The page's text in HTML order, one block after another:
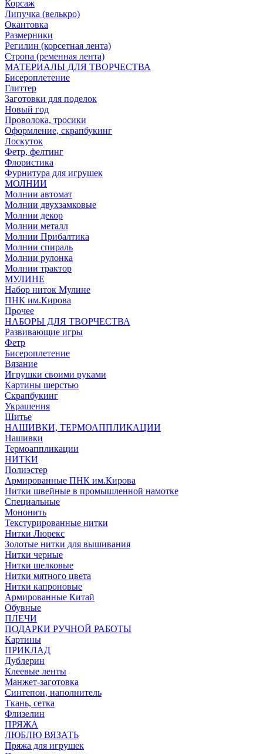
Корсаж
Липучка (велькро)
Окантовка
Размерники
Регилин (корсетная лента)
Стропа (ременная лента)
МАТЕРИАЛЫ ДЛЯ ТВОРЧЕСТВА
Бисероплетение
Глиттер
Заготовки для поделок
Новый год
Проволока, тросики
Оформление, скрапбукинг
Лоскуток
Фетр, фелтинг
Флористика
Фурнитура для игрушек
МОЛНИИ
Молнии автомат
Молнии двухзамковые
Молнии декор
Молнии металл
Молнии Прибалтика
Молнии спираль
Молнии рулонка
Молнии трактор
МУЛИНЕ
Набор ниток Мулине
ПНК им.Кирова
Прочее
НАБОРЫ ДЛЯ ТВОРЧЕСТВА
Развивающие игры
Фетр
Бисероплетение
Вязание
Игрушки своими руками
Картины шерстью
Скрапбукинг
Украшения
Шитье
НАШИВКИ, ТЕРМОАППЛИКАЦИИ
Нашивки
Термоаппликации
НИТКИ
Полиэстер
Армированные ПНК им.Кирова
Нитки швейные в промышленной намотке
Специальные
Мононить
Текстурированные нитки
Нитки Люрекс
Золотые нитки для вышивания
Нитки черные
Нитки шелковые
Нитки мятного цвета
Нитки капроновые
Армированные Китай
Обувные
ПЛЕЧИ
ПОДАРКИ РУЧНОЙ РАБОТЫ
Картины
ПРИКЛАД
Дублерин
Клеевые ленты
Манжет-заготовка
Синтепон, наполнитель
Ткань, сетка
Флизелин
ПРЯЖА
ЛЮБЛЮ ВЯЗАТЬ
Пряжа для игрушек